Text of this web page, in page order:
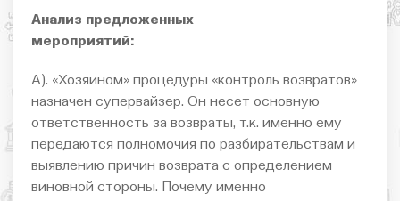
Анализ предложенных
мероприятий:
А). «Хозяином» процедуры «контроль возвратов»
назначен супервайзер. Он несет основную
ответственность за возвраты, т.к. именно ему
передаются полномочия по разбирательствам и
выявлению причин возврата с определением
виновной стороны. Почему именно